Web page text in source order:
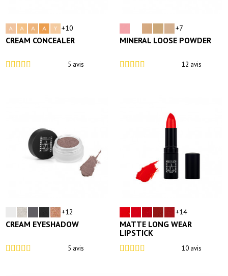
+10
CREAM CONCEALER
5 avis
+7
MINERAL LOOSE POWDER
12 avis
+12
CREAM EYESHADOW
5 avis
+14
MATTE LONG WEAR
LIPSTICK
10 avis